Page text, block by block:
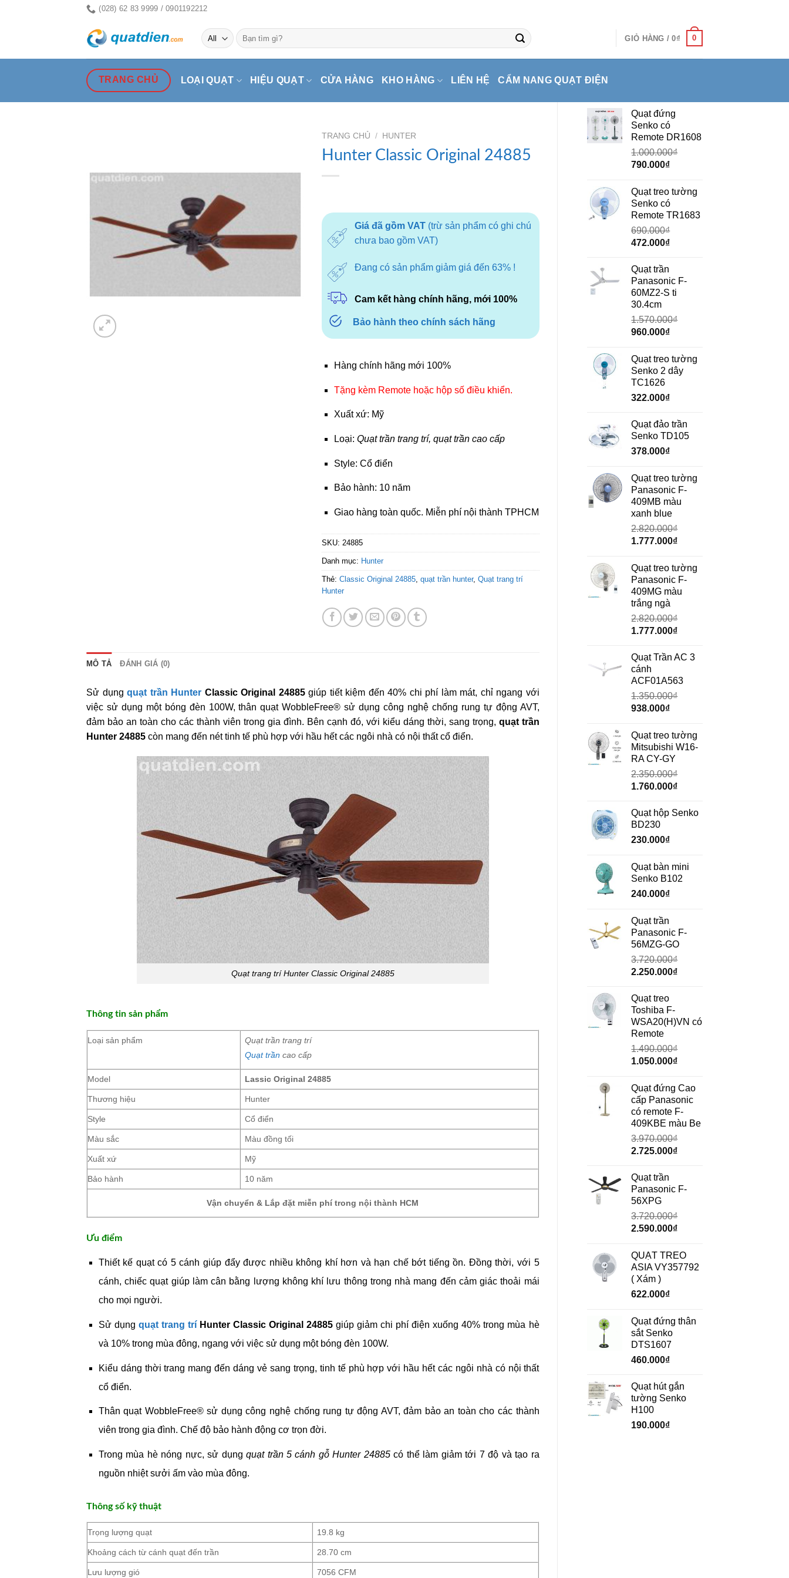
(028) 62 83 9999 / 0901192212
Tìm
kiếm:
GIỎ HÀNG /0₫ 0
TRANG CHỦ LOẠI QUẠT HIỆU QUẠT CỬA HÀNG KHO HÀNG LIÊN HỆ CẨM NANG QUẠT ĐIỆN
Quạt đứng
Senko có
Remote DR1608
1.000.000₫
Giá
là:
1.000.000₫.
790.000₫Giá
tại
là:
790.000₫.
Quạt treo tường
Senko có
Remote TR1683
690.000₫
Giá
là:
690.000₫.
472.000₫Giá
là:
472.000₫.
Quạt trần
Panasonic F-
60MZ2-S ti
30.4cm
1.570.000₫
Giá
là:
1.570.000₫.
960.000₫Giá
tại
là:
Quạt treo tường
Senko 2 dây
TC1626
322.000₫
Quạt đảo trần
Senko TD105
378.000₫
Quạt treo tường
Panasonic F-
409MB màu
xanh blue
2.820.000₫
Giá
là:
2.820.000₫.
1.777.000₫Giá
tại
là:
1.777.000₫.
Quạt treo tường
Panasonic F-
409MG màu
trắng ngà
2.820.000₫
Giá
là:
2.820.000₫.
1.777.000₫Giá
tại
1.777.000₫.
Quạt Trần AC 3
cánh
ACF01A563
1.350.000₫
Giá
là:
1.350.000₫.
938.000₫Giá
tại
là:
938.000₫.
Quạt treo tường
Mitsubishi W16-
RA CY-GY
2.350.000₫
Giá
là:
2.350.000₫.
1.760.000₫Giá
tại
Quạt hộp Senko
BD230
230.000₫
Quạt bàn mini
Senko B102
240.000₫
Quạt trần
Panasonic F-
56MZG-GO
3.720.000₫
Giá
là:
3.720.000₫.
2.250.000₫Giá
2.250.000₫.
Quạt treo
Toshiba F-
WSA20(H)VN có
Remote
1.490.000₫
Giá
là:
1.490.000₫.
1.050.000₫Giá
tại
là:
1.050.000₫.
Quạt đứng Cao
cấp Panasonic
có remote F-
409KBE màu Be
3.970.000₫
Giá
là:
3.970.000₫.
2.725.000₫Giá
là:
Quạt trần
Panasonic F-
56XPG
3.720.000₫
Giá
là:
3.720.000₫.
2.590.000₫Giá
tại
là:
QUẠT TREO
ASIA VY357792
( Xám )
622.000₫
Quạt đứng thân
sắt Senko
DTS1607
460.000₫
Quạt hút gắn
tường Senko
H100
190.000₫
TRANG CHỦ / HUNTER
Hunter Classic Original 24885
Giá đã gồm VAT(trừ sản phẩm có ghi chú
chưa bao gồm VAT)
Đang có sản phẩm giảm giá đến 63% !
Cam kết hàng chính hãng, mới 100%
Bảo hành theo chính sách hãng
Hàng chính hãng mới 100%
Tặng kèm Remote hoặc hộp số điều khiển.
Xuất xứ: Mỹ
Loại: Quạt trần trang trí, quạt trần cao cấp
Style: Cổ điển
Bảo hành: 10 năm
Giao hàng toàn quốc. Miễn phí nội thành TPHCM
SKU: 24885
Danh mục: Hunter
Thẻ: Classic Original 24885, quạt trần hunter, Quạt trang trí
Hunter
MÔ TẢ ĐÁNH GIÁ (0)
Sử dụng quạt trần Hunter Classic Original 24885giúp tiết kiệm đến 40% chi phí làm mát, chỉ ngang với
việc sử dụng một bóng đèn 100W, thân quạt WobbleFree® sử dụng công nghệ chống rung tự động AVT,
đảm bảo an toàn cho các thành viên trong gia đình. Bên cạnh đó, với kiểu dáng thời, sang trọng, quạt trần
Hunter 24885 còn mang đến nét tinh tế phù hợp với hầu hết các ngôi nhà có nội thất cổ điển.
Quạt trang trí Hunter Classic Original 24885
Thông tin sản phẩm
Loại sản phẩm
Quạt trần trang trí
Quạt trần cao cấp
Model Lassic Original 24885
Thương hiệu Hunter
Style Cổ điển
Màu sắc Màu đồng tối
Xuất xứ Mỹ
Bảo hành 10 năm
Vận chuyển & Lắp đặt miễn phí trong nội thành HCM
Ưu điểm
Thiết kế quạt có 5 cánh giúp đẩy được nhiều không khí hơn và hạn chế bớt tiếng ồn. Đồng thời, với 5
cánh, chiếc quạt giúp làm cân bằng lượng không khí lưu thông trong nhà mang đến cảm giác thoải mái
cho mọi người.
Sử dụng quạt trang tríHunter Classic Original 24885 giúp giảm chi phí điện xuống 40% trong mùa hè
và 10% trong mùa đông, ngang với việc sử dụng một bóng đèn 100W.
Kiểu dáng thời trang mang đến dáng vẻ sang trọng, tinh tế phù hợp với hầu hết các ngôi nhà có nội thất
cổ điển.
Thân quạt WobbleFree® sử dụng công nghệ chống rung tự động AVT, đảm bảo an toàn cho các thành
viên trong gia đình. Chế độ bảo hành động cơ trọn đời.
Trong mùa hè nóng nực, sử dụngquạt trần 5 cánh gỗ Hunter 24885có thể làm giảm tới 7 độ và tạo ra
nguồn nhiệt sưởi ấm vào mùa đông.
Thông số kỹ thuật
Trọng lượng quạt 19.8 kg
Khoảng cách từ cánh quạt đến trần 28.70 cm
Lưu lượng gió 7056 CFM